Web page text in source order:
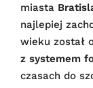
miasta
najlepiej
wieku został
z systemem
czasach do